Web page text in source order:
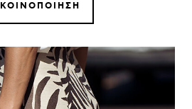
ΚΟΙΝΟΠΟΊΗΣΗ